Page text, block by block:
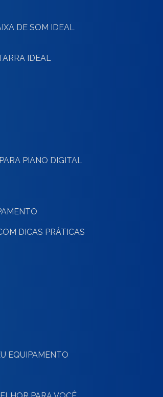
DE SOM IDEAL
IDEAL
PIANO DIGITAL
DICAS PRÁTICAS
EQUIPAMENTO